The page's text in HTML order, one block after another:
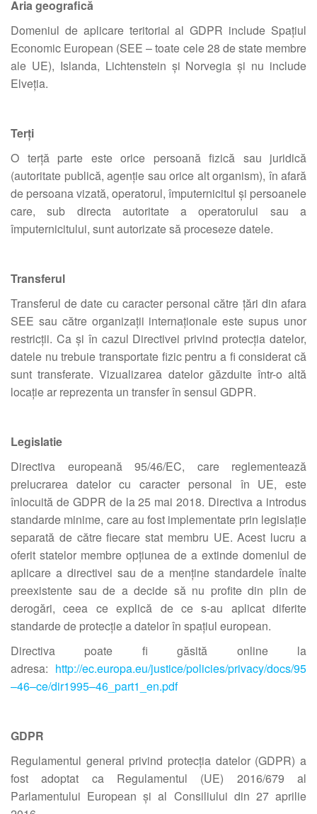
Aria geografică
Domeniul de aplicare teritorial al GDPR include Spațiul
Economic European (SEE – toate cele 28 de state membre
ale UE), Islanda, Lichtenstein și Norvegia și nu include
Elveția.
Terți
O terță parte este orice persoană fizică sau juridică
(autoritate publică, agenție sau orice alt organism), în afară
de persoana vizată, operatorul, împuternicitul și persoanele
care, sub directa autoritate a operatorului sau a
împuternicitului, sunt autorizate să proceseze datele.
Transferul
Transferul de date cu caracter personal către țări din afara
SEE sau către organizații internaționale este supus unor
restricții. Ca și în cazul Directivei privind protecția datelor,
datele nu trebuie transportate fizic pentru a fi considerat că
sunt transferate. Vizualizarea datelor găzduite într-o altă
locație ar reprezenta un transfer în sensul GDPR.
Legislatie
Directiva europeană 95/46/EC, care reglementează
prelucrarea datelor cu caracter personal în UE, este
înlocuită de GDPR de la 25 mai 2018. Directiva a introdus
standarde minime, care au fost implementate prin legislație
separată de către fiecare stat membru UE. Acest lucru a
oferit statelor membre opțiunea de a extinde domeniul de
aplicare a directivei sau de a menține standardele înalte
preexistente sau de a decide să nu profite din plin de
derogări, ceea ce explică de ce s-au aplicat diferite
standarde de protecție a datelor în spațiul european.
Directiva poate fi găsită online la
adresa: http://ec.europa.eu/justice/policies/privacy/docs/95
–46–ce/dir1995–46_part1_en.pdf
GDPR
Regulamentul general privind protecția datelor (GDPR) a
fost adoptat ca Regulamentul (UE) 2016/679 al
Parlamentului European și al Consiliului din 27 aprilie